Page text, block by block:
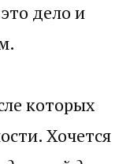
дело и
которых
Хочется